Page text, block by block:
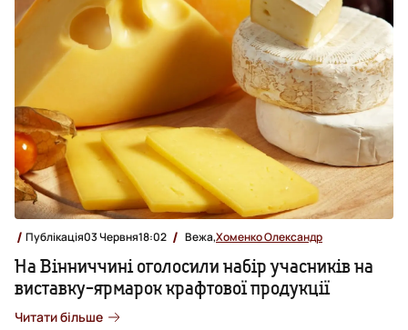
Публікація03 Червня18:02 Вежа,Хоменко Олександр
На Вінниччині оголосили набір учасників на
виставку-ярмарок крафтової продукції
Читати більше